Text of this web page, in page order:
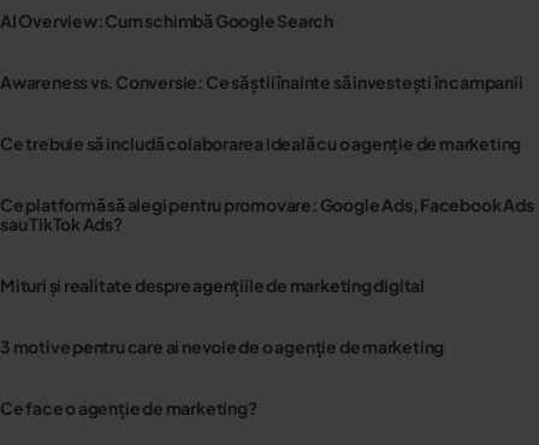
AI Overview: Cum schimbă Google Search
Awareness vs. Conversie: Ce să știi înainte să investești în campanii
Ce trebuie să includă colaborarea ideală cu o agenție de marketing
Ce platformă să alegi pentru promovare: Google Ads, Facebook Ads
sau TikTok Ads?
Mituri și realitate despre agențiile de marketing digital
3 motive pentru care ai nevoie de o agenție de marketing
Ce face o agenție de marketing?